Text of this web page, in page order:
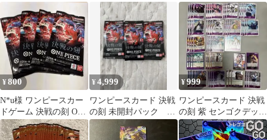
レル 決戦の刻 3枚セ
ット
ーツ R ノーマル SR
約44枚
¥800
N*u様 ワンピースカー
ドゲーム 決戦の刻 OP-
16 4パック
¥4,999
ワンピースカード 決戦
の刻 未開封パック バ
ラ24パック
¥999
ワンピースカード 決戦
の刻 紫 センゴクデッキ
パーツ 海軍